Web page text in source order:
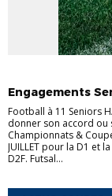
Engagements
Football à 11 Seniors
donner son accord ou
Championnats &
JUILLET pour la D1 et
D2F. Futsal...